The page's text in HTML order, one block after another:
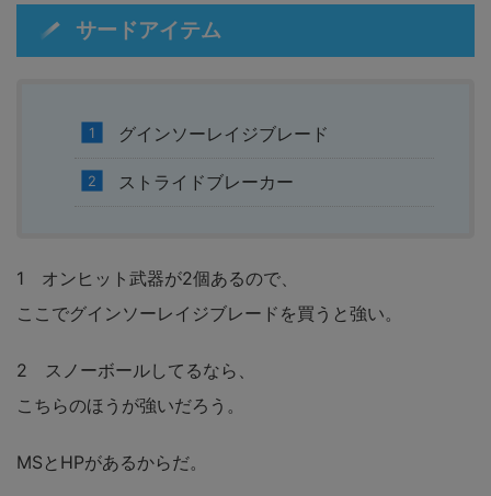
サードアイテム
グインソーレイジブレード
ストライドブレーカー
1 オンヒット武器が2個あるので、
ここでグインソーレイジブレードを買うと強い。
2 スノーボールしてるなら、
こちらのほうが強いだろう。
MSとHPがあるからだ。